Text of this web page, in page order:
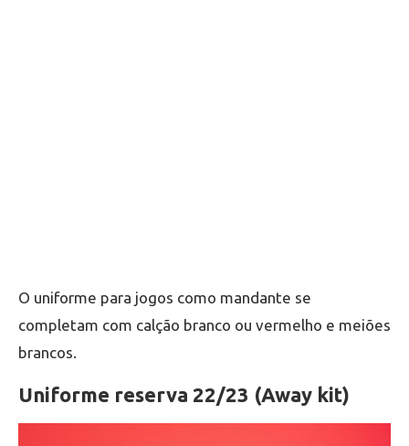
O uniforme para jogos como mandante se
completam com calção branco ou vermelho e meiões
brancos.
Uniforme reserva 22/23 (Away kit)